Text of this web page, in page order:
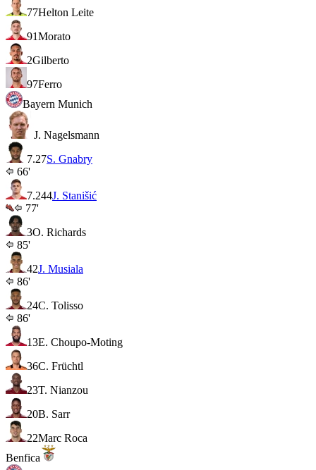
77Helton Leite
91Morato
2Gilberto
97Ferro
Bayern Munich
J. Nagelsmann
7.27S. Gnabry
66'
7.244J. Stanišić
77'
3O. Richards
85'
42J. Musiala
86'
24C. Tolisso
86'
13E. Choupo-Moting
36C. Früchtl
23T. Nianzou
20B. Sarr
22Marc Roca
Benfica